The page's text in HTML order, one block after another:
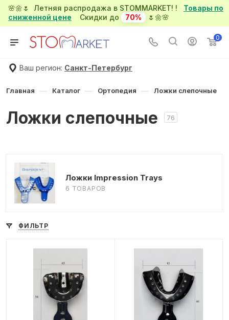
🌸🌼🌷 Летняя распродажа в STOMMARKET! ! Товары по
сниженной цене Скидки до 70% 🌷🌼🌸
0
Ваш регион: Санкт-Петербург
Главная — Каталог — Ортопедия — Ложки слепочные
Ложки слепочные 76
Ложки Impression Trays
6 ТОВАРОВ
ФИЛЬТР